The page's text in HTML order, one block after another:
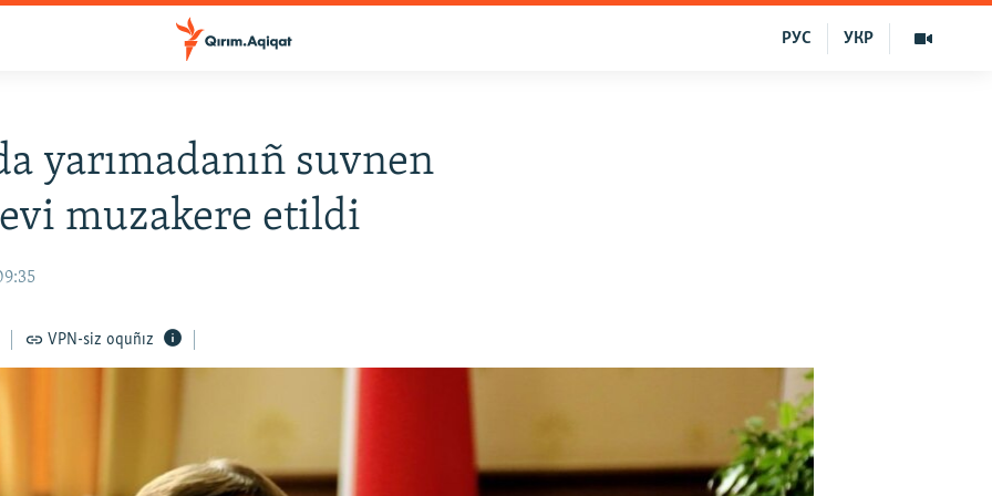
УКР
РУС
yarımadanıñ suvnen
muzakere etildi
VPN-siz oquñız